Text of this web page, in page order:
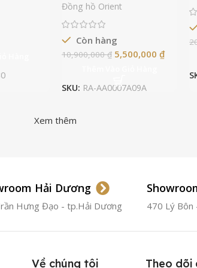
Đồng hồ Orient
Còn hàng
10,900,000₫ 5,500,000 ₫
SKU: RA-AA0007A09A
Xem thêm
Hải Dương
Hưng Đạo - tp.Hải Dương 470 Lý Bôn
Về chúng tôi Theo dõi